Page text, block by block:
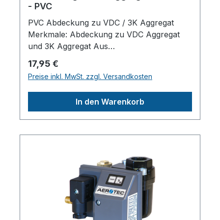
- PVC
PVC Abdeckung zu VDC / 3K Aggregat
Merkmale: Abdeckung zu VDC Aggregat
und 3K Aggregat Aus
AEROTEC KompressorenFerdinand-
Porsche-Str. 16, 63500 Seligenstadt,
Deutschlandinfo@aerotec.info
Regulärer Preis:
17,95 €
Preise inkl. MwSt. zzgl. Versandkosten
In den Warenkorb